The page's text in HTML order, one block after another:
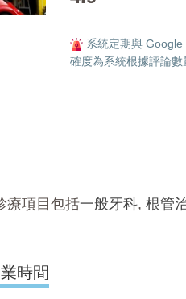
系統定期與 Google
確度為系統根據評論數
療項目包括一般牙科, 根管
時間